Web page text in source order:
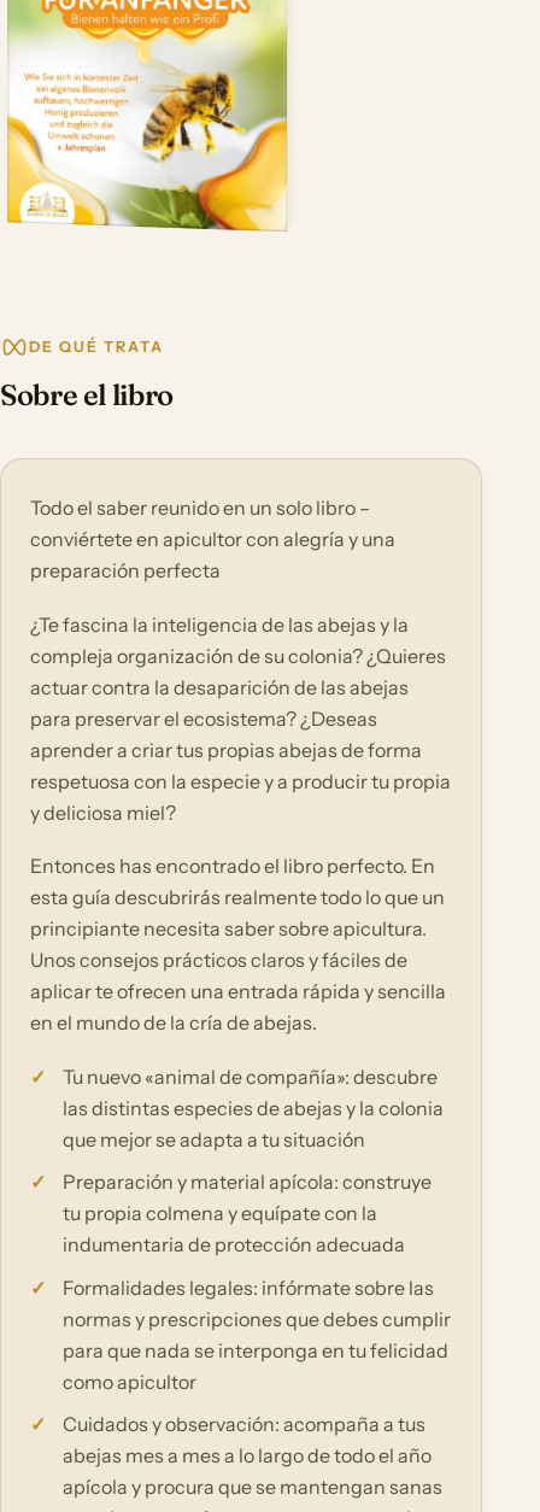
DE QUÉ TRATA
Sobre el libro
Todo el saber reunido en un solo libro –
conviértete en apicultor con alegría y una
preparación perfecta
¿Te fascina la inteligencia de las abejas y la
compleja organización de su colonia? ¿Quieres
actuar contra la desaparición de las abejas
para preservar el ecosistema? ¿Deseas
aprender a criar tus propias abejas de forma
respetuosa con la especie y a producir tu propia
y deliciosa miel?
Entonces has encontrado el libro perfecto. En
esta guía descubrirás realmente todo lo que un
principiante necesita saber sobre apicultura.
Unos consejos prácticos claros y fáciles de
aplicar te ofrecen una entrada rápida y sencilla
en el mundo de la cría de abejas.
Tu nuevo «animal de compañía»: descubre
las distintas especies de abejas y la colonia
que mejor se adapta a tu situación
Preparación y material apícola: construye
tu propia colmena y equípate con la
indumentaria de protección adecuada
Formalidades legales: infórmate sobre las
normas y prescripciones que debes cumplir
para que nada se interponga en tu felicidad
como apicultor
Cuidados y observación: acompaña a tus
abejas mes a mes a lo largo de todo el año
apícola y procura que se mantengan sanas